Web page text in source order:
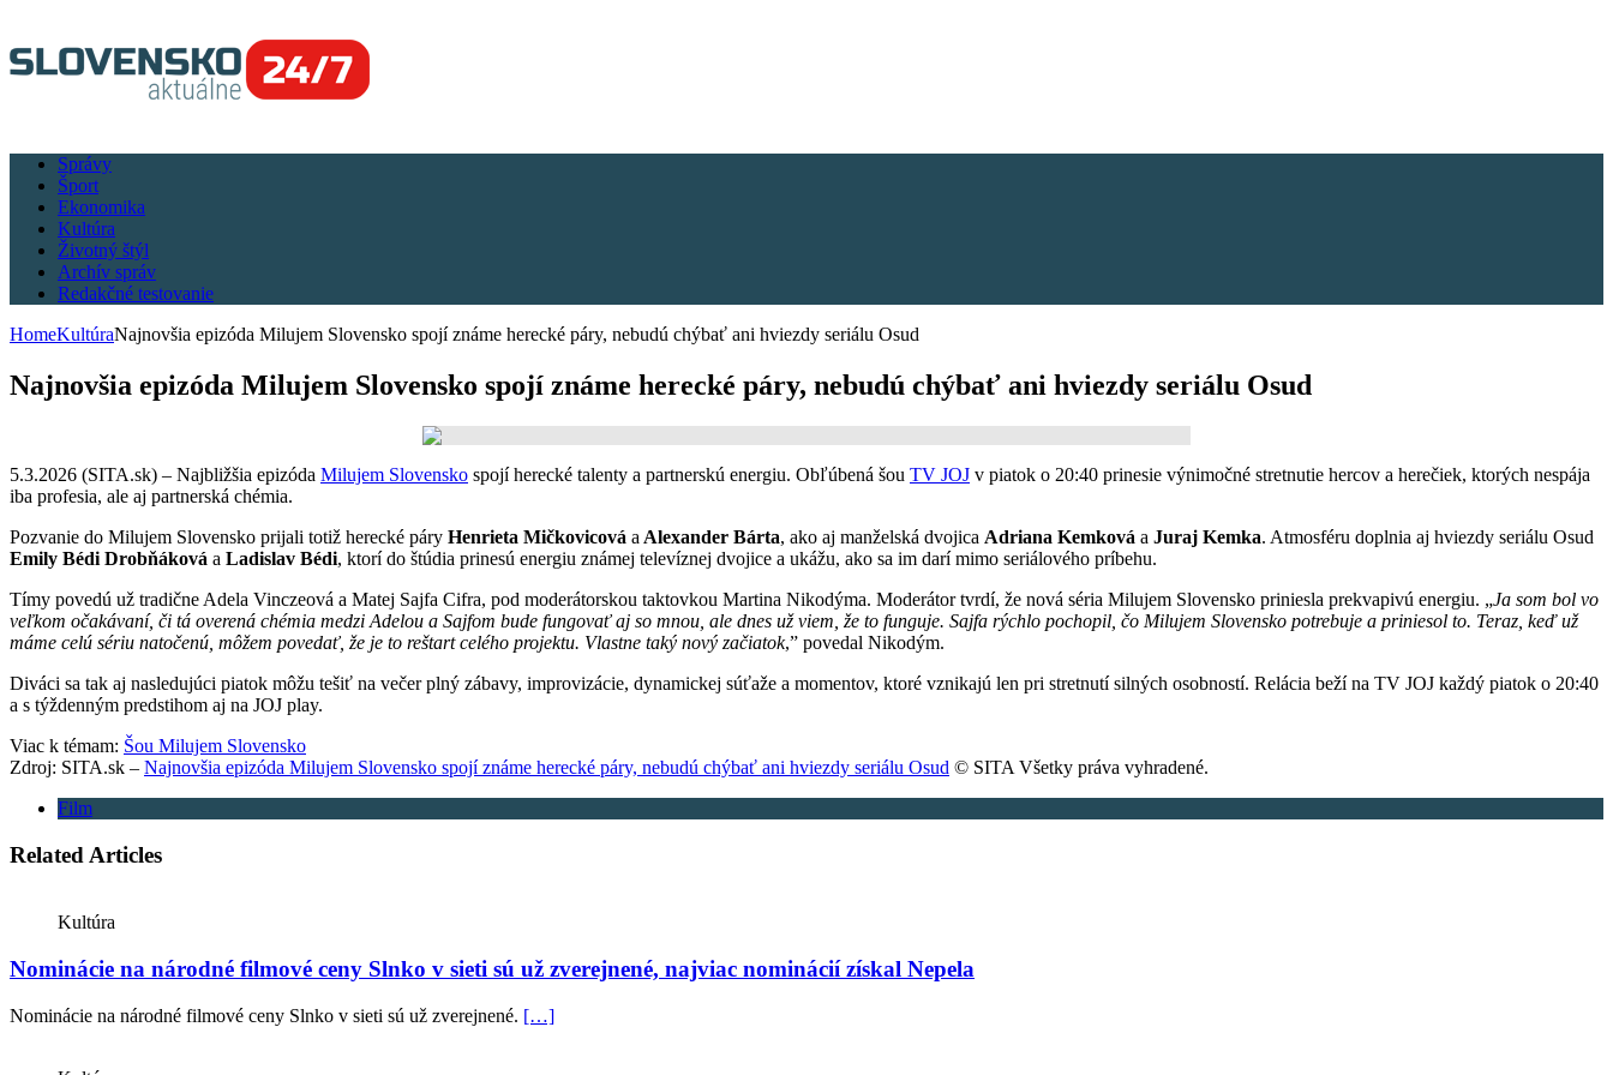
Správy
Šport
Ekonomika
Kultúra
Životný štýl
Archív správ
Redakčné testovanie
HomeKultúraNajnovšia epizóda Milujem Slovensko spojí známe herecké páry, nebudú chýbať ani hviezdy seriálu Osud
Najnovšia epizóda Milujem Slovensko spojí známe herecké páry, nebudú chýbať ani hviezdy seriálu Osud
5.3.2026 (SITA.sk) – Najbližšia epizóda Milujem Slovensko spojí herecké talenty a partnerskú energiu. Obľúbená šou TV JOJ v piatok o 20:40 prinesie výnimočné stretnutie hercov a herečiek, ktorých nespája
iba profesia, ale aj partnerská chémia.
Pozvanie do Milujem Slovensko prijali totiž herecké páry Henrieta Mičkovicová a Alexander Bárta, ako aj manželská dvojica Adriana Kemková a Juraj Kemka. Atmosféru doplnia aj hviezdy seriálu Osud
Emily Bédi Drobňáková a Ladislav Bédi, ktorí do štúdia prinesú energiu známej televíznej dvojice a ukážu, ako sa im darí mimo seriálového príbehu.
Tímy povedú už tradične Adela Vinczeová a Matej Sajfa Cifra, pod moderátorskou taktovkou Martina Nikodýma. Moderátor tvrdí, že nová séria Milujem Slovensko priniesla prekvapivú energiu. „Ja som bol vo
veľkom očakávaní, či tá overená chémia medzi Adelou a Sajfom bude fungovať aj so mnou, ale dnes už viem, že to funguje. Sajfa rýchlo pochopil, čo Milujem Slovensko potrebuje a priniesol to. Teraz, keď už
máme celú sériu natočenú, môžem povedať, že je to reštart celého projektu. Vlastne taký nový začiatok,” povedal Nikodým.
Diváci sa tak aj nasledujúci piatok môžu tešiť na večer plný zábavy, improvizácie, dynamickej súťaže a momentov, ktoré vznikajú len pri stretnutí silných osobností. Relácia beží na TV JOJ každý piatok o 20:40
a s týždenným predstihom aj na JOJ play.
Viac k témam: Šou Milujem Slovensko
Zdroj: SITA.sk – Najnovšia epizóda Milujem Slovensko spojí známe herecké páry, nebudú chýbať ani hviezdy seriálu Osud © SITA Všetky práva vyhradené.
Film
Related Articles
Kultúra
Nominácie na národné filmové ceny Slnko v sieti sú už zverejnené, najviac nominácií získal Nepela
Nominácie na národné filmové ceny Slnko v sieti sú už zverejnené. […]